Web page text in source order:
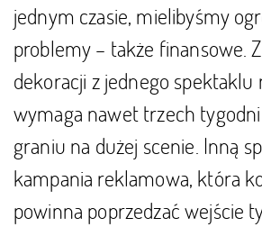
jednym czasie, mielibyśmy
problemy – także finansowe.
dekoracji z jednego spektaklu
wymaga nawet trzech
graniu na dużej scenie. Inną
kampania reklamowa, która
powinna poprzedzać wejście